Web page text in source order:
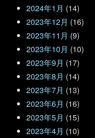
2024年1月 (14)
2023年12月 (16)
2023年11月 (9)
2023年10月 (10)
2023年9月 (17)
2023年8月 (14)
2023年7月 (13)
2023年6月 (16)
2023年5月 (15)
2023年4月 (10)